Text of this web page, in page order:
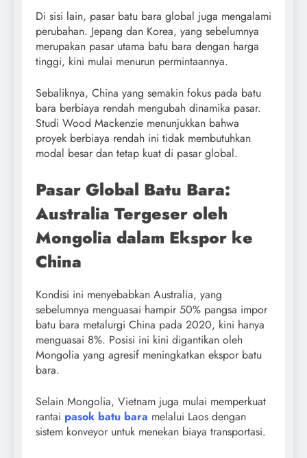
Di sisi lain, pasar batu bara global juga mengalami
perubahan. Jepang dan Korea, yang sebelumnya
merupakan pasar utama batu bara dengan harga
tinggi, kini mulai menurun permintaannya.
Sebaliknya, China yang semakin fokus pada batu
bara berbiaya rendah mengubah dinamika pasar.
Studi Wood Mackenzie menunjukkan bahwa
proyek berbiaya rendah ini tidak membutuhkan
modal besar dan tetap kuat di pasar global.
Pasar Global Batu Bara:
Australia Tergeser oleh
Mongolia dalam Ekspor ke
China
Kondisi ini menyebabkan Australia, yang
sebelumnya menguasai hampir 50% pangsa impor
batu bara metalurgi China pada 2020, kini hanya
menguasai 8%. Posisi ini kini digantikan oleh
Mongolia yang agresif meningkatkan ekspor batu
bara.
Selain Mongolia, Vietnam juga mulai memperkuat
rantai pasok batu bara melalui Laos dengan
sistem konveyor untuk menekan biaya transportasi.